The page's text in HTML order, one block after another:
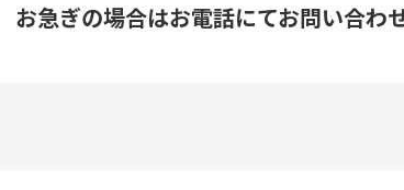
お急ぎの場合はお電話にてお問い合わ